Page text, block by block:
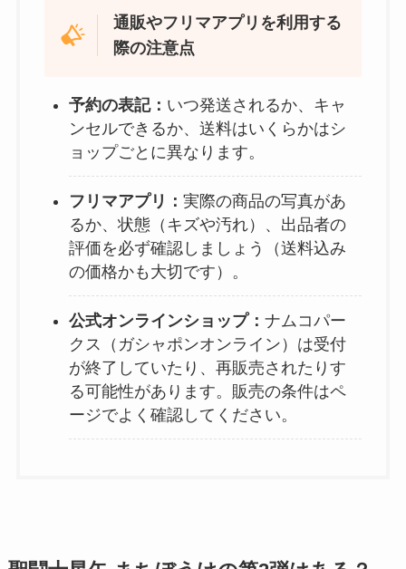
通販やフリマアプリを利用する
際の注意点
予約の表記： いつ発送されるか、キャ
ンセルできるか、送料はいくらかはシ
ョップごとに異なります。
フリマアプリ： 実際の商品の写真があ
るか、状態（キズや汚れ）、出品者の
評価を必ず確認しましょう（送料込み
の価格かも大切です）。
公式オンラインショップ： ナムコパー
クス（ガシャポンオンライン）は受付
が終了していたり、再販売されたりす
る可能性があります。販売の条件はペ
ージでよく確認してください。